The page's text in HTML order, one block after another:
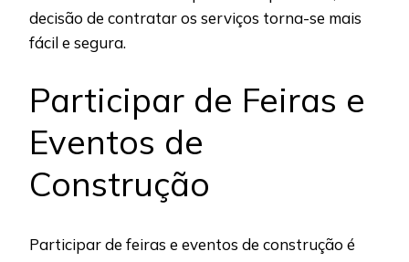
decisão de contratar os serviços torna-se mais
fácil e segura.
Participar de Feiras e
Eventos de
Construção
Participar de feiras e eventos de construção é